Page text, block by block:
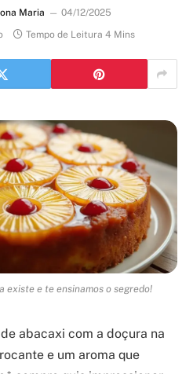
Maria
04/12/2025
Tempo de Leitura 4 Mins
e te ensinamos o segredo!
abacaxi com a doçura na
e um aroma que